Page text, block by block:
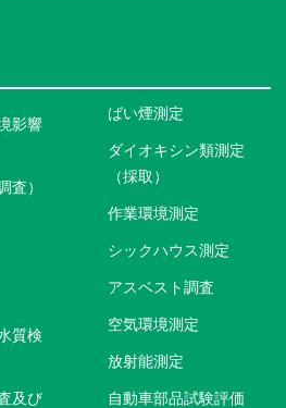
影響
査）
質検
及び
ばい煙測定
ダイオキシン類測定
（採取）
作業環境測定
シックハウス測定
アスベスト調査
空気環境測定
放射能測定
自動車部品試験評価